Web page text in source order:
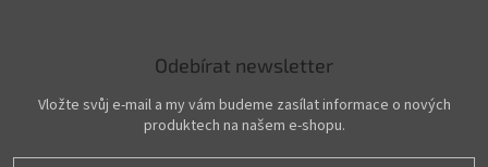
Odebírat newsletter
Vložte svůj e-mail a my vám budeme zasílat informace o nových
produktech na našem e-shopu.